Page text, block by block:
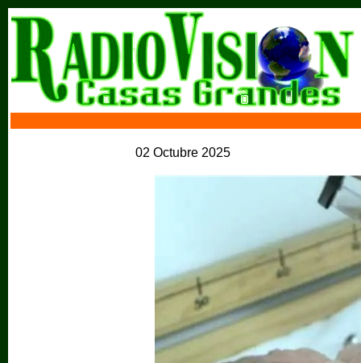
02 Octubre 2025